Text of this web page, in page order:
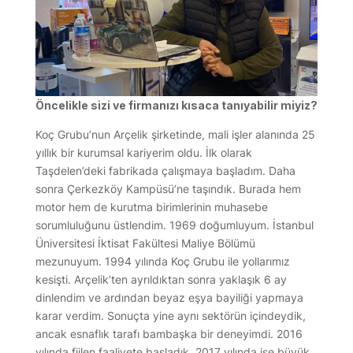
Öncelikle sizi ve firmanızı kısaca tanıyabilir miyiz?
Koç Grubu’nun Arçelik şirketinde, mali işler alanında 25
yıllık bir kurumsal kariyerim oldu. İlk olarak
Taşdelen’deki fabrikada çalışmaya başladım. Daha
sonra Çerkezköy Kampüsü’ne taşındık. Burada hem
motor hem de kurutma birimlerinin muhasebe
sorumluluğunu üstlendim. 1969 doğumluyum. İstanbul
Üniversitesi İktisat Fakültesi Maliye Bölümü
mezunuyum. 1994 yılında Koç Grubu ile yollarımız
kesişti. Arçelik’ten ayrıldıktan sonra yaklaşık 6 ay
dinlendim ve ardından beyaz eşya bayiliği yapmaya
karar verdim. Sonuçta yine aynı sektörün içindeydik,
ancak esnaflık tarafı bambaşka bir deneyimdi. 2016